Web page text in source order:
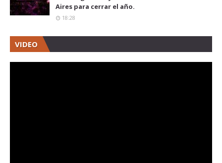
Aires para cerrar el año.
18:28
VIDEO